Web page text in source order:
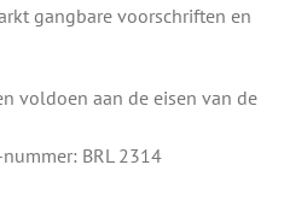
gangbare voorschriften en
voldoen aan de eisen van de
BRL 2314